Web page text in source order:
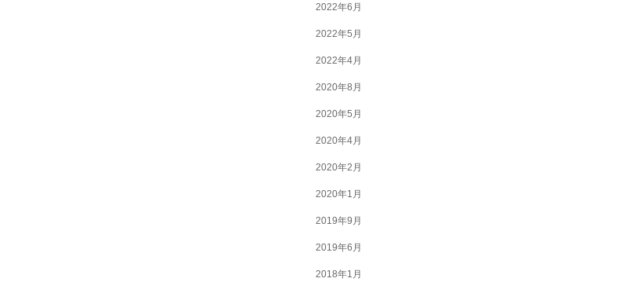
2022年6月
2022年5月
2022年4月
2020年8月
2020年5月
2020年4月
2020年2月
2020年1月
2019年9月
2019年6月
2018年1月